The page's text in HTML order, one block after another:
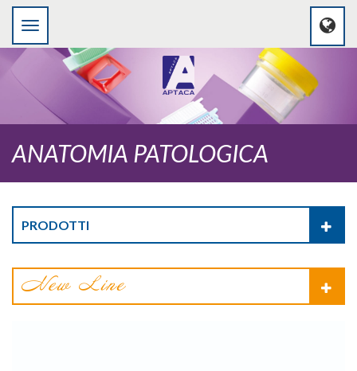
ANATOMIA PATOLOGICA
PRODOTTI